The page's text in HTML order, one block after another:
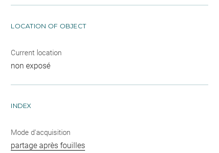
LOCATION OF OBJECT
Current location
non exposé
INDEX
Mode d'acquisition
partage après fouilles